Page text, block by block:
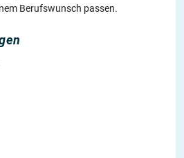
Berufswunsch passen.